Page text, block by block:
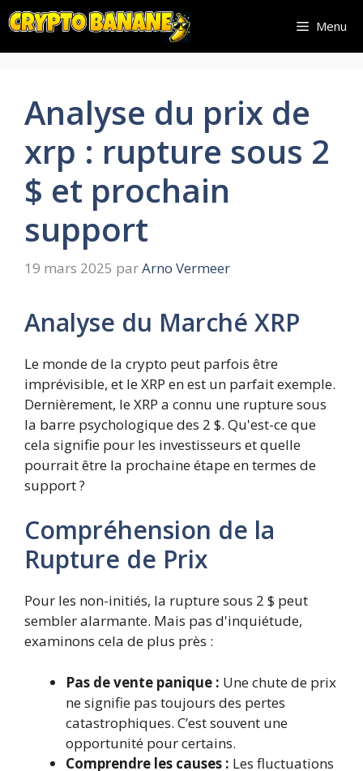
Aller
au
contenu
Menu
Analyse du prix de
xrp : rupture sous 2
$ et prochain
support
19 mars 2025 parArno Vermeer
Analyse du Marché XRP
Le monde de la crypto peut parfois être
imprévisible, et le XRP en est un parfait exemple.
Dernièrement, le XRP a connu une rupture sous
la barre psychologique des 2 $. Qu'est-ce que
cela signifie pour les investisseurs et quelle
pourrait être la prochaine étape en termes de
support ?
Compréhension de la
Rupture de Prix
Pour les non-initiés, la rupture sous 2 $ peut
sembler alarmante. Mais pas d'inquiétude,
examinons cela de plus près :
Pas de vente panique : Une chute de prix
ne signifie pas toujours des pertes
catastrophiques. C’est souvent une
opportunité pour certains.
Comprendre les causes : Les fluctuations